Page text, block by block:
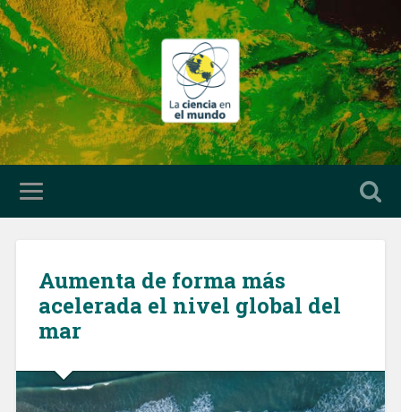
Aumenta de forma más
acelerada el nivel global del
mar